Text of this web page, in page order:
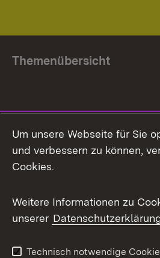
Themenübersicht
Facebook
X / Twitter
Youtube
Um unsere Webseite für Sie
und verbessern zu können,
Cookies.
Weitere Informationen zu
unserer
Technisch notwendige